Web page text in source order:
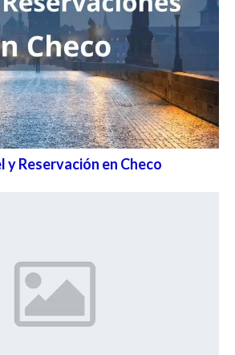
y Reservación en Checo